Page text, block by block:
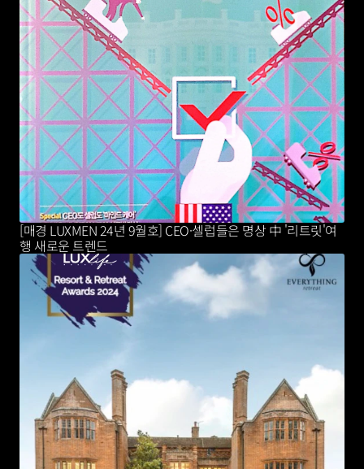
[매경 LUXMEN 24년 9월호] CEO·셀럽들은 명상 中 '리트릿'여
행 새로운 트렌드